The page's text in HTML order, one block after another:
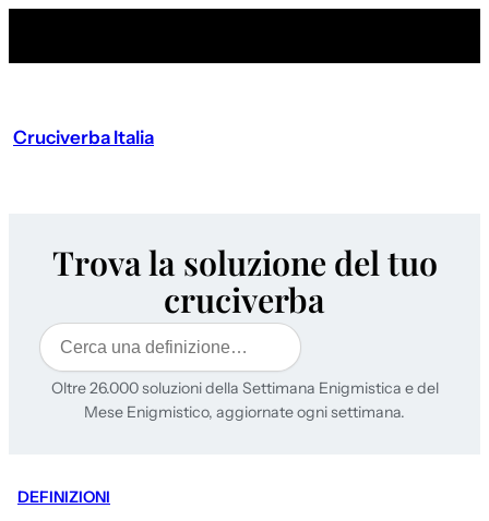
Cruciverba Italia
Trova la soluzione del tuo
cruciverba
Cerca
Oltre 26.000 soluzioni della Settimana Enigmistica e del
Mese Enigmistico, aggiornate ogni settimana.
DEFINIZIONI